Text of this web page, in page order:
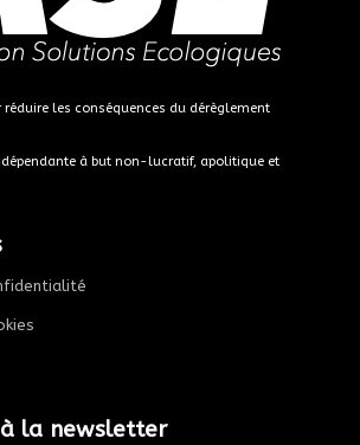
réduire les conséquences du dérèglement
à but non-lucratif, apolitique et
la newsletter